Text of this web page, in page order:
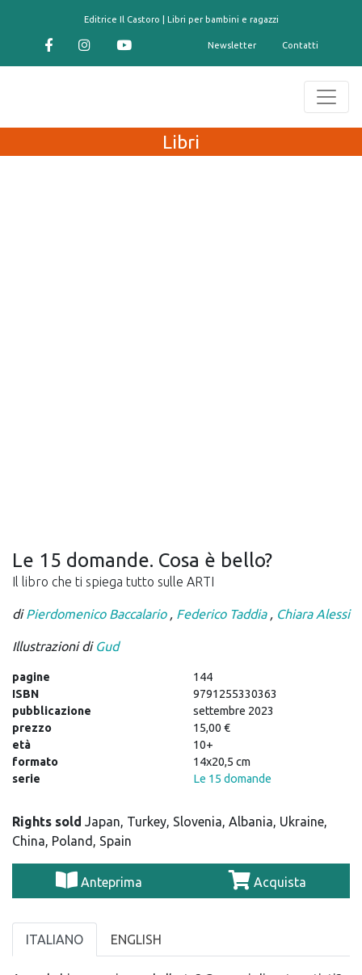
Editrice Il Castoro | Libri per bambini e ragazzi
Newsletter Contatti
Libri
Le 15 domande. Cosa è bello?
Il libro che ti spiega tutto sulle ARTI
diPierdomenico Baccalario , Federico Taddia , Chiara Alessi
Illustrazioni di Gud
pagine
144
ISBN
9791255330363
pubblicazione
settembre 2023
prezzo
15,00 €
età
10+
formato
14x20,5 cm
serie
Le 15 domande
Rights sold Japan, Turkey, Slovenia, Albania, Ukraine,
China, Poland, Spain
Anteprima Acquista
ITALIANO ENGLISH